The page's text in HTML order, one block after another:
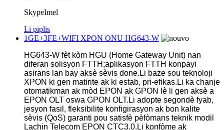
SkypeImel
Li piplis
1GE+3FE+WIFI XPON ONU HG643-W
HG643-W fèt kòm HGU (Home Gateway Unit) nan
diferan solisyon FTTH;aplikasyon FTTH konpayi
asirans lan bay aksè sèvis done.Li baze sou teknoloji
XPON ki gen matirite ak ki estab, pri-efikas.Li ka chanje
otomatikman ak mòd EPON ak GPON lè li gen aksè a
EPON OLT oswa GPON OLT.Li adopte segondè fyab,
jesyon fasil, fleksibilite konfigirasyon ak bon kalite
sèvis (QoS) garanti pou satisfè pèfòmans teknik modil
Lachin Telecom EPON CTC3.0.Li konfòme ak